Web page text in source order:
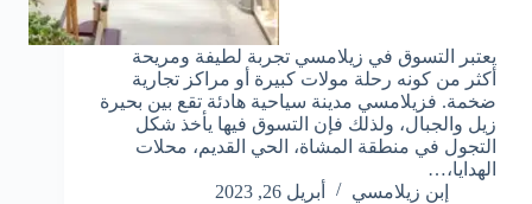
يعتبر التسوق في زيلامسي تجربة لطيفة ومريحة
أكثر من كونه رحلة مولات كبيرة أو مراكز تجارية
ضخمة. فزيلامسي مدينة سياحية هادئة تقع بين بحيرة
زيل والجبال، ولذلك فإن التسوق فيها يأخذ شكل
التجول في منطقة المشاة، الحي القديم، محلات
الهدايا،…
إبن زيلامسي
أبريل 26, 2023